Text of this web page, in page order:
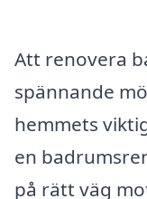
Att renovera
spännande
hemmets
en
på rätt väg